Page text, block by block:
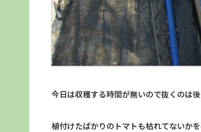
今日は収穫する時間が無いので抜くのは後
植付けたばかりのトマトも枯れてないかを